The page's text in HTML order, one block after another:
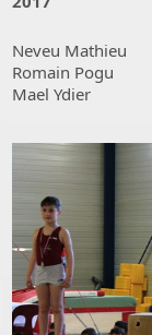
Neveu Mathieu
Romain Pogu
Mael Ydier